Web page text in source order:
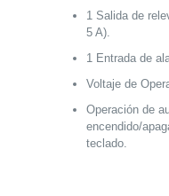
1 Salida de
5 A).
1 Entrada de
Voltaje de
Operación de
encendido/
teclado.